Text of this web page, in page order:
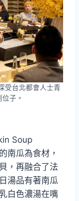
受台北都會人士青
子。
Soup
南瓜為食材，
，再融合了法
湯品有著南瓜
白色濃湯在嘴